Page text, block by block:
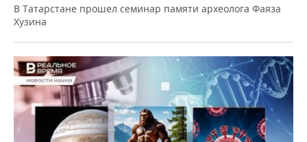
В Татарстане прошел семинар памяти археолога Фаяза
Хузина